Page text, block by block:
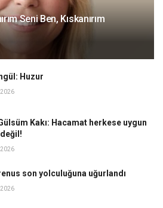
Seni Ben, Kıskanırım
Huzur
2026
Kakı: Hacamat herkese uygun
2026
son yolculuğuna uğurlandı
2026